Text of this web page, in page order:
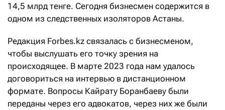
14,5 млрд тенге. Сегодня бизнесмен содержится в
одном из следственных изоляторов Астаны.
Редакция Forbes.kz связалась с бизнесменом,
чтобы выслушать его точку зрения на
происходящее. В марте 2023 года нам удалось
договориться на интервью в дистанционном
формате. Вопросы Кайрату Боранбаеву были
переданы через его адвокатов, через них же были